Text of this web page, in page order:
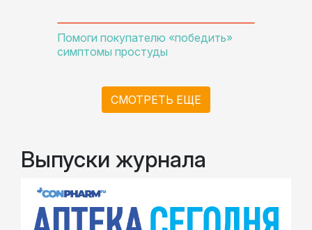
Помоги покупателю «победить»
симптомы простуды
СМОТРЕТЬ ЕЩЕ
Выпуски журнала